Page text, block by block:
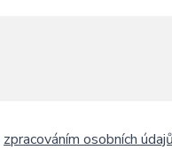
zpracováním osobních